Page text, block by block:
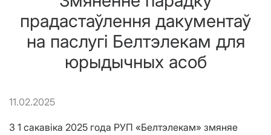
прадастаўлення дакументаў
на паслугі Белтэлекам для
юрыдычных асоб
11.02.2025
З 1 сакавіка 2025 года РУП «Белтэлекам» змяняе